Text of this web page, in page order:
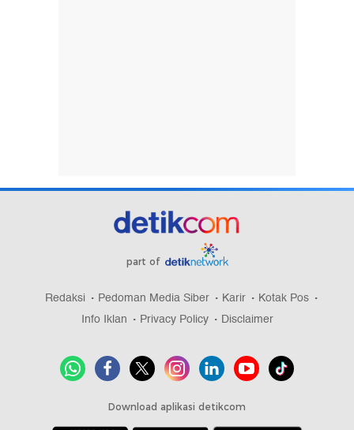
part of
Redaksi Pedoman Media Siber Karir
Kotak Pos
Info Iklan
Privacy Policy Disclaimer
Download aplikasi detikcom